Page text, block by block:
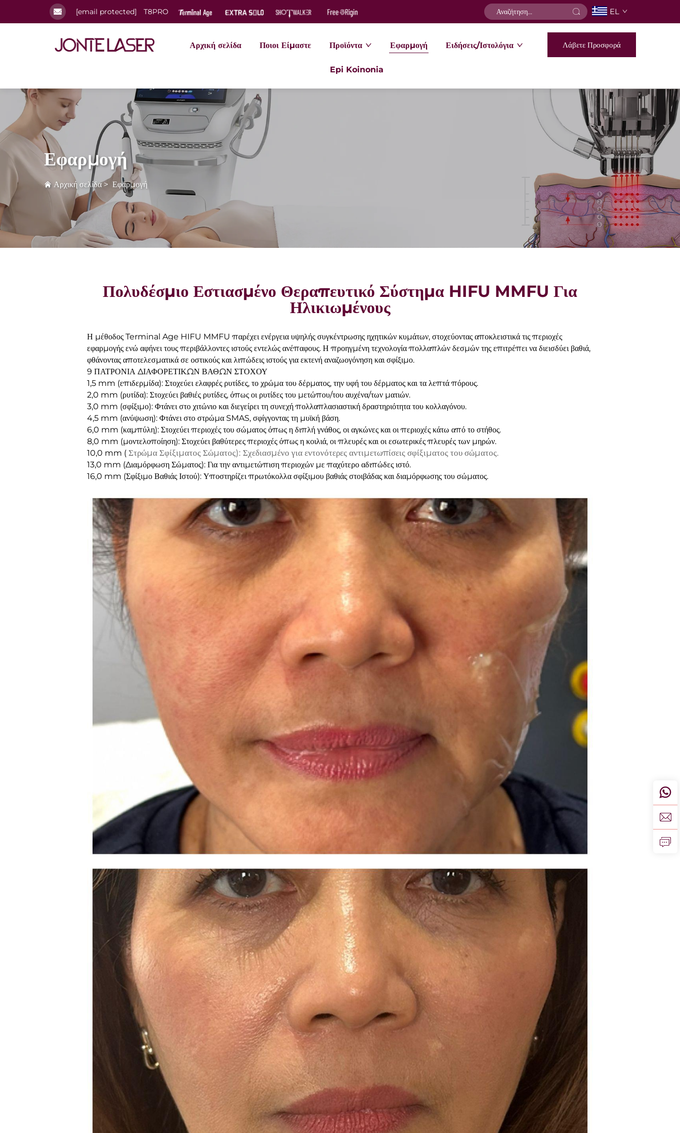
[email protected] T8PRO EL
Αρχική σελίδα Ποιοι Είμαστε Προϊόντα Εφαρμογή Ειδήσεις/Ιστολόγια
Epi Koinonia
Λάβετε Προσφορά
Εφαρμογή
Αρχική σελίδα> Εφαρμογή
Πολυδέσμιο Εστιασμένο Θεραπευτικό Σύστημα HIFU MMFU Για
Ηλικιωμένους
Η μέθοδος Terminal Age HIFU MMFU παρέχει ενέργεια υψηλής συγκέντρωσης ηχητικών κυμάτων, στοχεύοντας αποκλειστικά τις περιοχές
εφαρμογής ενώ αφήνει τους περιβάλλοντες ιστούς εντελώς ανέπαφους. Η προηγμένη τεχνολογία πολλαπλών δεσμών της επιτρέπει να διεισδύει βαθιά,
φθάνοντας αποτελεσματικά σε οστικούς και λιπώδεις ιστούς για εκτενή αναζωογόνηση και σφίξιμο.
9 ΠΑΤΡΟΝΙΑ ΔΙΑΦΟΡΕΤΙΚΩΝ ΒΑΘΩΝ ΣΤΟΧΟΥ
1,5 mm (επιδερμίδα): Στοχεύει ελαφρές ρυτίδες, το χρώμα του δέρματος, την υφή του δέρματος και τα λεπτά πόρους.
2,0 mm (ρυτίδα): Στοχεύει βαθιές ρυτίδες, όπως οι ρυτίδες του μετώπου/του αυχένα/των ματιών.
3,0 mm (σφίξιμο): Φτάνει στο χιτώνιο και διεγείρει τη συνεχή πολλαπλασιαστική δραστηριότητα του κολλαγόνου.
4,5 mm (ανύψωση): Φτάνει στο στρώμα SMAS, σφίγγοντας τη μυϊκή βάση.
6,0 mm (καμπύλη): Στοχεύει περιοχές του σώματος όπως η διπλή γνάθος, οι αγκώνες και οι περιοχές κάτω από το στήθος.
8,0 mm (μοντελοποίηση): Στοχεύει βαθύτερες περιοχές όπως η κοιλιά, οι πλευρές και οι εσωτερικές πλευρές των μηρών.
10,0 mm ( Στρώμα Σφίξιματος Σώματος): Σχεδιασμένο για εντονότερες αντιμετωπίσεις σφίξιματος του σώματος.
13,0 mm (Διαμόρφωση Σώματος): Για την αντιμετώπιση περιοχών με παχύτερο αδιπώδες ιστό.
16,0 mm (Σφίξιμο Βαθιάς Ιστού): Υποστηρίζει πρωτόκολλα σφίξιμου βαθιάς στοιβάδας και διαμόρφωσης του σώματος.